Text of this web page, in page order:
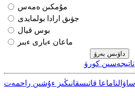
مۇمكىن ەمەس
جۋىق ارادا بولمايدى
بوس قيال
ماعان ءبارى ءبىر
ناتيجەسىن كورۋ
ساۋالناماعا قاتىسقانىڭىز ءۇشىن راحمەت